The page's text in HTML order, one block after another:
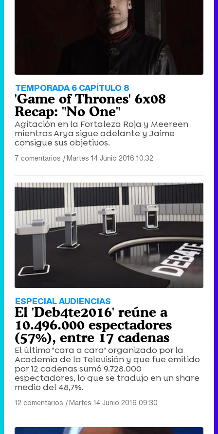
TEMPORADA 6 CAPÍTULO 8
'Game of Thrones' 6x08
Recap: "No One"
Agitación en la Fortaleza Roja y Meereen
mientras Arya sigue adelante y Jaime
consigue sus objetivos.
7 comentarios |Martes 14 Junio 2016 10:32
ESPECIAL AUDIENCIAS
El 'Deb4te2016' reúne a
10.496.000 espectadores
(57%), entre 17 cadenas
El último "cara a cara" organizado por la
Academia de la Televisión y que fue emitido
por 12 cadenas sumó 9.728.000
espectadores, lo que se tradujo en un share
medio del 48,7%.
12 comentarios |Martes 14 Junio 2016 09:30